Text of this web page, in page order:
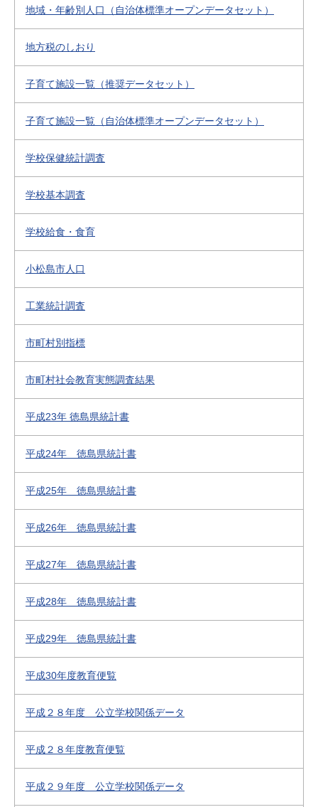
地域・年齢別人口（自治体標準オープンデータセット）
地方税のしおり
子育て施設一覧（推奨データセット）
子育て施設一覧（自治体標準オープンデータセット）
学校保健統計調査
学校基本調査
学校給食・食育
小松島市人口
工業統計調査
市町村別指標
市町村社会教育実態調査結果
平成23年 徳島県統計書
平成24年 徳島県統計書
平成25年 徳島県統計書
平成26年 徳島県統計書
平成27年 徳島県統計書
平成28年 徳島県統計書
平成29年 徳島県統計書
平成30年度教育便覧
平成２８年度 公立学校関係データ
平成２８年度教育便覧
平成２９年度 公立学校関係データ